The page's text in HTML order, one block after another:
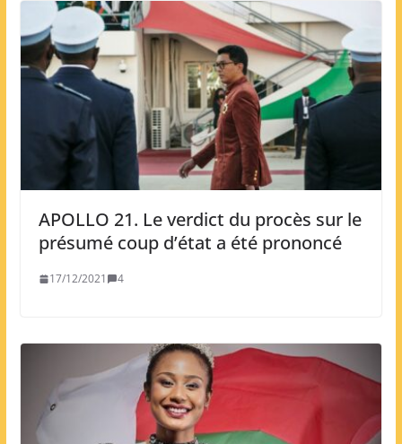
APOLLO 21. Le verdict du procès sur le
présumé coup d’état a été prononcé
17/12/2021 4